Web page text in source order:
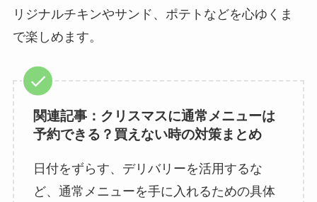
リジナルチキンやサンド、ポテトなどを心ゆくま
で楽しめます。
関連記事：クリスマスに通常メニューは
予約できる？買えない時の対策まとめ
日付をずらす、デリバリーを活用するな
ど、通常メニューを手に入れるための具体